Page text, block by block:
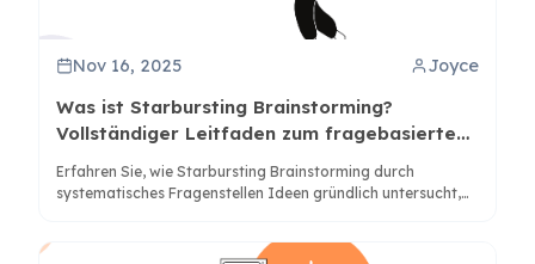
Nov 16, 2025 Joyce
Was ist Starbursting Brainstorming?
Vollständiger Leitfaden zum fragebasierten
Erfahren Sie, wie Starbursting Brainstorming durch
systematisches Fragenstellen Ideen gründlich untersucht,